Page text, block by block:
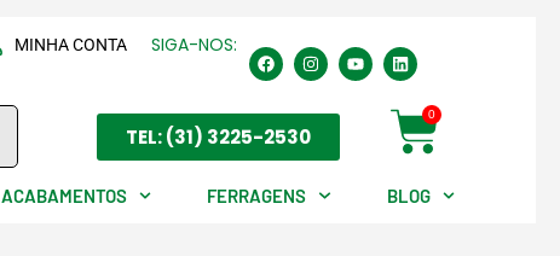
MINHA CONTA SIGA-NOS:
F
a
c
o
I
n
s
g
m
Y
o
u
L
i
n
e
d
TEL: (31) 3225-2530
0
Cart
ACABAMENTOS FERRAGENS BLOG